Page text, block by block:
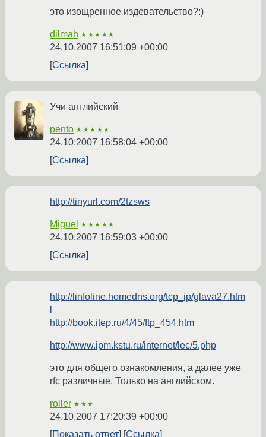
это изощренное издевательство?:)
dilmah ★★★★★
24.10.2007 16:51:09 +00:00
Ссылка
Учи английский
pento ★★★★★
24.10.2007 16:58:04 +00:00
Ссылка
http://tinyurl.com/2tzsws
Miguel ★★★★★
24.10.2007 16:59:03 +00:00
Ссылка
http://linfoline.homedns.org/tcp_ip/glava27.htm
http://book.itep.ru/4/45/ftp_454.htm
http://www.ipm.kstu.ru/internet/lec/5.php
это для общего ознакомления, а далее уже
rfc различные. Только на английском.
roller ★★★
24.10.2007 17:20:39 +00:00
Показать ответ
Ссылка